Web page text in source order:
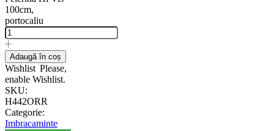
100cm,
portocaliu
Adaugă în coș
Wishlist Please,
enable Wishlist.
SKU:
H442ORR
Categorie:
Imbracaminte